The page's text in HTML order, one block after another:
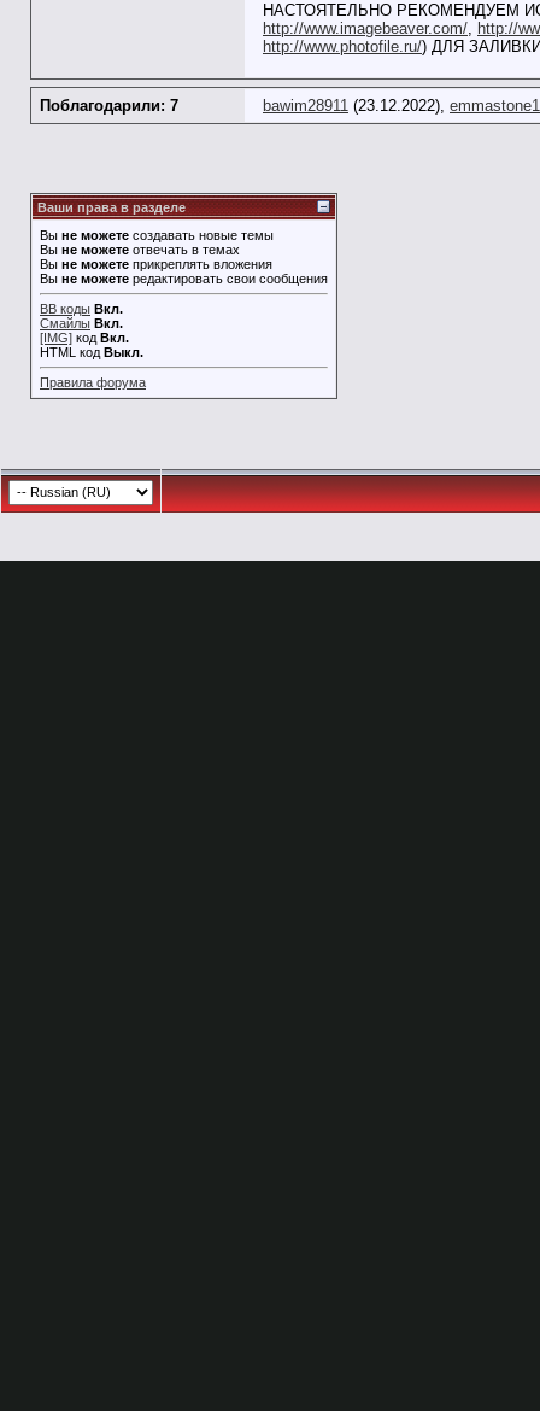
НАСТОЯТЕЛЬНО РЕКОМЕНДУЕМ
http://www.imagebeaver.com/, http://
http://www.photofile.ru/) ДЛЯ
Поблагодарили: 7 bawim28911 (23.12.2022),
Ваши права в разделе
Вы не можете создавать новые темы
Вы не можете отвечать в темах
Вы не можете прикреплять вложения
Вы не можете редактировать свои сообщения
BB коды Вкл.
Смайлы Вкл.
[IMG] код Вкл.
HTML код Выкл.
Правила форума